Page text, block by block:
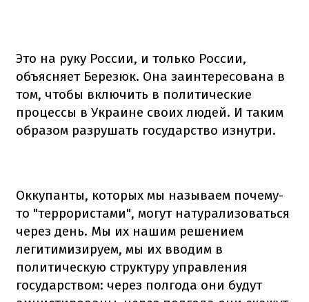
Это на руку России, и только России,
объясняет Березюк. Она заинтересована в
том, чтобы включить в политические
процессы в Украине своих людей. И таким
образом разрушать государство изнутри.
Оккупанты, которых мы называем почему-
то "террористами", могут натурализоваться
через день. Мы их нашим решением
легитимизируем, мы их вводим в
политическую структуру управления
государством: через полгода они будут